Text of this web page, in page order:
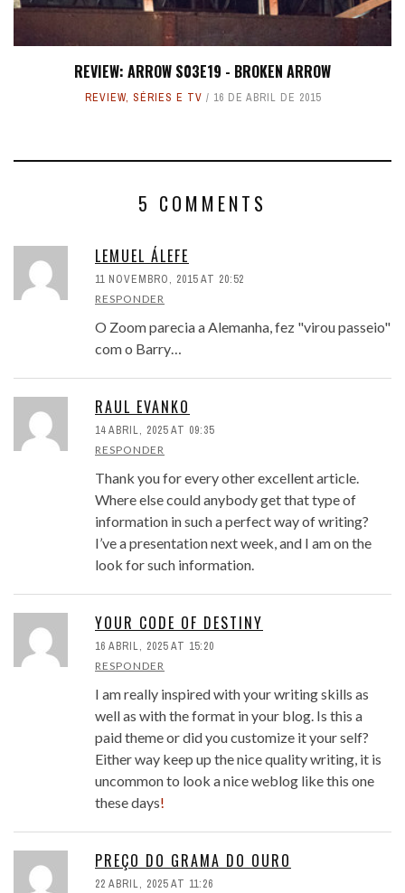
REVIEW: ARROW S03E19 - BROKEN ARROW
REVIEW, SÉRIES E TV 16 DE ABRIL DE 2015
5 COMMENTS
LEMUEL ÁLEFE
11 NOVEMBRO, 2015 AT 20:52
RESPONDER
O Zoom parecia a Alemanha, fez "virou passeio"
com o Barry…
RAUL EVANKO
14 ABRIL, 2025 AT 09:35
RESPONDER
Thank you for every other excellent article.
Where else could anybody get that type of
information in such a perfect way of writing?
I’ve a presentation next week, and I am on the
look for such information.
YOUR CODE OF DESTINY
16 ABRIL, 2025 AT 15:20
RESPONDER
I am really inspired with your writing skills as
well as with the format in your blog. Is this a
paid theme or did you customize it your self?
Either way keep up the nice quality writing, it is
uncommon to look a nice weblog like this one
these days!
PREÇO DO GRAMA DO OURO
22 ABRIL, 2025 AT 11:26